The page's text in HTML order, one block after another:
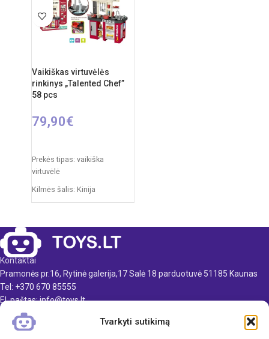
Tvarkyti sutikimą
nuo 3 metų
Elementai: 3 x AA
(nepridedamos)
Vaikiškas virtuvėlės
rinkinys „Talented Chef”
58 pcs
79,90€
Prekės tipas: vaikiška
virtuvėlė
Kilmės šalis: Kinija
Virtuvėlės išmatavimai: 35 x
63 x 84 cm
Rekomenduojamas amžius:
nuo 3 metų
Elementai: 3 x AA
(nepridedamos)
Kontaktai
Pramonės pr.16, Rytinė galerija,17 Salė 18 parduotuvė 51185 Kaunas
Tel: +370 670 85555
El. paštas: info@toys.lt
TOYS.LT